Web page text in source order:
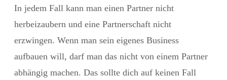
In jedem Fall kann man einen Partner nicht
herbeizaubern und eine Partnerschaft nicht
erzwingen. Wenn man sein eigenes Business
aufbauen will, darf man das nicht von einem Partner
abhängig machen. Das sollte dich auf keinen Fall